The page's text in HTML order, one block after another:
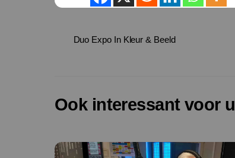
Duo Expo In Kleur & Beeld
Ook interessant voor u